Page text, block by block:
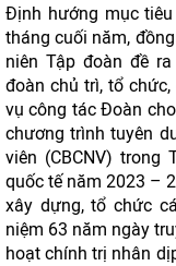
Định hướng mục
tháng cuối năm,
niên Tập đoàn đề
đoàn chủ trì, tổ
vụ công tác Đoàn
chương trình tuyên
viên (CBCNV)
quốc tế năm 2023 –
xây dựng, tổ chức
niệm 63 năm ngày
hoạt chính trị nhân